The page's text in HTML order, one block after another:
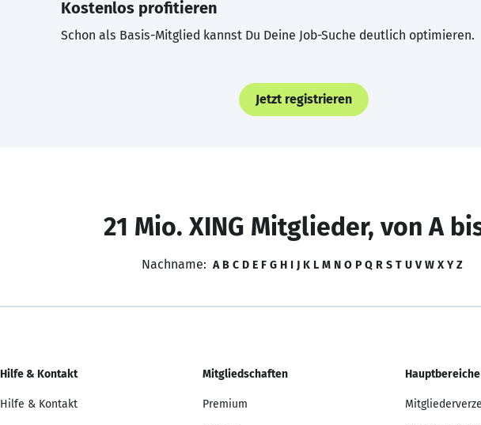
Kostenlos profitieren
Schon als Basis-Mitglied kannst Du Deine Job-Suche deutlich optimieren.
Jetzt registrieren
21 Mio. XING Mitglieder, von A
Nachname: A B C D E F G H I J K L M N O P Q R S T U V W X Y Z
Hilfe & Kontakt
Hilfe & Kontakt
Mitgliedschaften
Premium
Hauptbereiche